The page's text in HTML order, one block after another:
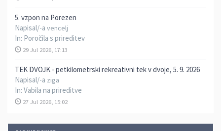
5. vzpon na Porezen
Napisal/-a vencelj
In: Poročila s prireditev
29 Jul 2026, 17:13
TEK DVOJK - petkilometrski rekreativni tek v dvoje, 5. 9. 2026
Napisal/-a ziga
In: Vabila na prireditve
27 Jul 2026, 15:02